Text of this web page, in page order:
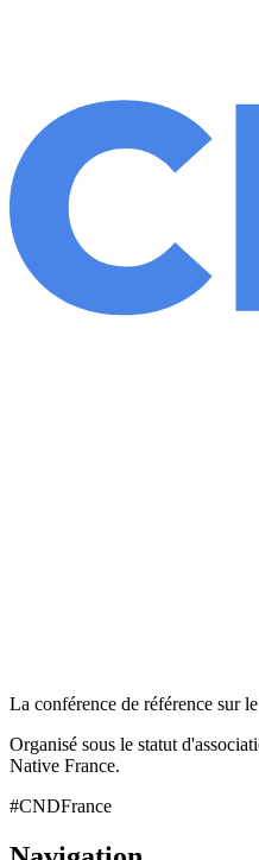
La conférence de référence sur
Organisé sous le statut
Native France.
#CNDFrance